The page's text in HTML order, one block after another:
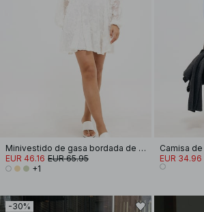
Minivestido de gasa bordada de manga larga
EUR 46.16 EUR 65.95
+1
EUR 34.96
-30%